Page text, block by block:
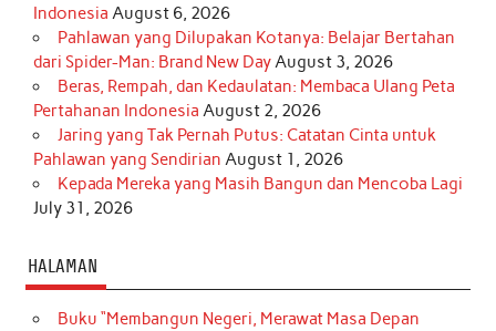
Indonesia August 6, 2026
Pahlawan yang Dilupakan Kotanya: Belajar Bertahan
dari Spider-Man: Brand New DayAugust 3, 2026
Beras, Rempah, dan Kedaulatan: Membaca Ulang Peta
Pertahanan Indonesia August 2, 2026
Jaring yang Tak Pernah Putus: Catatan Cinta untuk
Pahlawan yang Sendirian August 1, 2026
Kepada Mereka yang Masih Bangun dan Mencoba Lagi
July 31, 2026
HALAMAN
Buku “Membangun Negeri, Merawat Masa Depan